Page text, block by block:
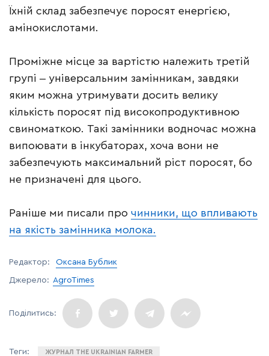
Їхній склад забезпечує поросят енергією,
амінокислотами.
Проміжне місце за вартістю належить третій
групі ‒ універсальним замінникам, завдяки
яким можна утримувати досить велику
кількість поросят під високопродуктивною
свиноматкою. Такі замінники водночас можна
випоювати в інкубаторах, хоча вони не
забезпечують максимальний ріст поросят, бо
не призначені для цього.
Раніше ми писали про чинники, що впливають
на якість замінника молока.
Редактор: Оксана Бублик
Джерело: AgroTimes
ЖУРНАЛ THE UKRAINIAN FARMER